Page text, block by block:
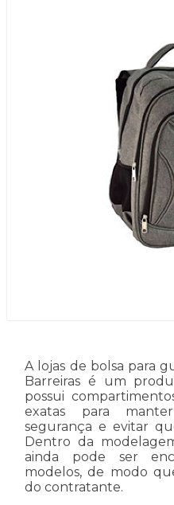
A lojas de bolsa para
Barreiras é um
possui
exatas para
segurança e evitar
Dentro da
ainda pode ser
modelos, de modo
do contratante.